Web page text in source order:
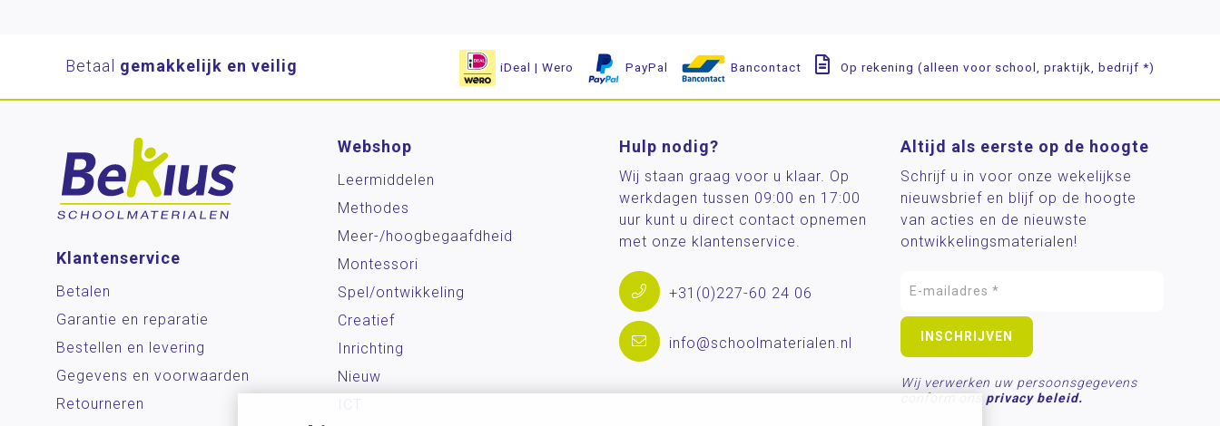
Betaal gemakkelijk en veilig iDeal | Wero PayPal Bancontact Op rekening (alleen voor school, praktijk, bedrijf *)
Klantenservice
Betalen
Garantie en reparatie
Bestellen en levering
Gegevens en voorwaarden
Retourneren
Webshop
Leermiddelen
Methodes
Meer-/hoog­begaafdheid
Montessori
Spel/ontwikkeling
Creatief
Inrichting
Nieuw
Hulp nodig?
Wij staan graag voor u klaar. Op
werkdagen tussen 09:00 en 17:00
uur kunt u direct contact opnemen
met onze klantenservice.
+31(0)227-60 24 06
info@schoolmaterialen.nl
Altijd als eerste op de hoogte
Schrijf u in voor onze wekelijkse
nieuwsbrief en blijf op de hoogte
van acties en de nieuwste
ontwikkelingsmaterialen!
Wij verwerken uw persoonsgegevens
conform ons privacy beleid.